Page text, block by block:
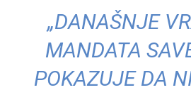
„DANAŠNJE
MANDATA
POKAZUJE DA